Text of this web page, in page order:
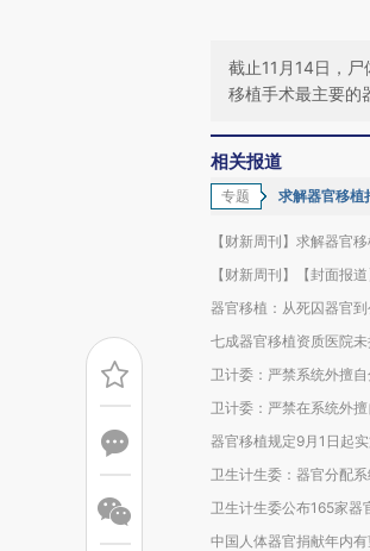
截止11月14日，
移植手术最主要的
相关报道
专题 求解器官移植
【财新周刊】求解器官
【财新周刊】【封面报
器官移植：从死囚器官
七成器官移植资质医院
卫计委：严禁系统外擅
卫计委：严禁在系统外
器官移植规定9月1日起
卫生计生委：器官分配
卫生计生委公布165家器
中国人体器官捐献年内